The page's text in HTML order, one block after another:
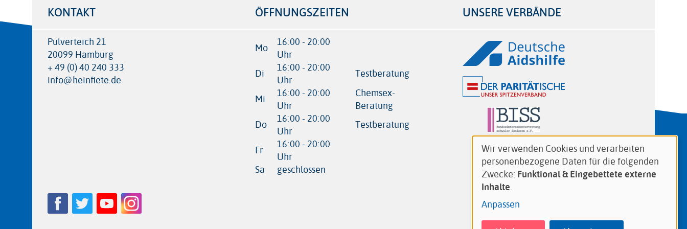
KONTAKT
Pulverteich 21
20099 Hamburg
+ 49 (0) 40 240 333
info@heinfiete.de
ÖFFNUNGSZEITEN
Mo
16:00 - 20:00
Uhr
Di
16:00 - 20:00
Uhr
Testberatung
Mi
16:00 - 20:00
Uhr
Chemsex-
Beratung
Do
16:00 - 20:00
Uhr
Testberatung
Fr
16:00 - 20:00
Uhr
Sa
geschlossen
UNSERE VERBÄNDE
Logos
Follow
us
FacebookTwitterYouTube
Verwendung
von
personenbezogenen
Daten
und
Cookies
Wir verwenden Cookies und verarbeiten
personenbezogene Daten für die folgenden
Zwecke: Funktional & Eingebettete externe
Inhalte.
Anpassen